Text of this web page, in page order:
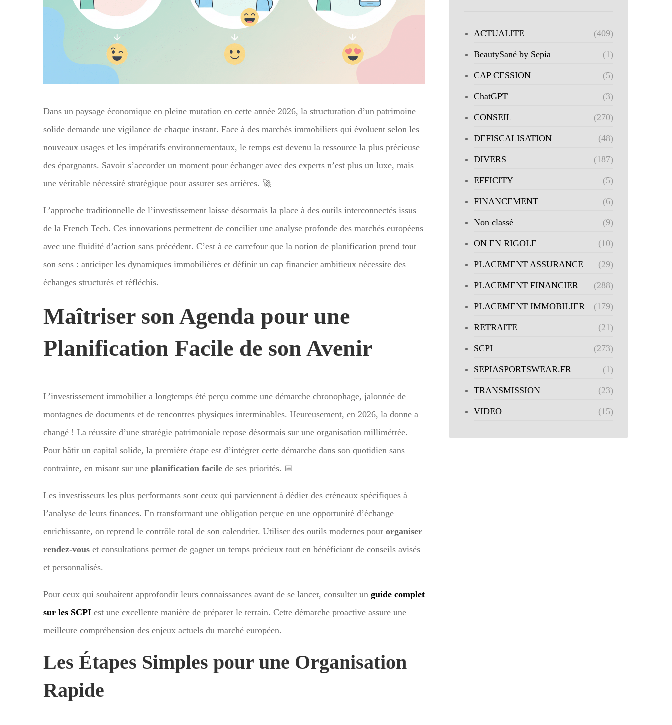
Dans un paysage économique en pleine mutation en cette année 2026, la structuration d’un patrimoine
solide demande une vigilance de chaque instant. Face à des marchés immobiliers qui évoluent selon les
nouveaux usages et les impératifs environnementaux, le temps est devenu la ressource la plus précieuse
des épargnants. Savoir s’accorder un moment pour échanger avec des experts n’est plus un luxe, mais
une véritable nécessité stratégique pour assurer ses arrières. 🚀
L’approche traditionnelle de l’investissement laisse désormais la place à des outils interconnectés issus
de la French Tech. Ces innovations permettent de concilier une analyse profonde des marchés européens
avec une fluidité d’action sans précédent. C’est à ce carrefour que la notion de planification prend tout
son sens : anticiper les dynamiques immobilières et définir un cap financier ambitieux nécessite des
échanges structurés et réfléchis.
Maîtriser son Agenda pour une
Planification Facile de son Avenir
L’investissement immobilier a longtemps été perçu comme une démarche chronophage, jalonnée de
montagnes de documents et de rencontres physiques interminables. Heureusement, en 2026, la donne a
changé ! La réussite d’une stratégie patrimoniale repose désormais sur une organisation millimétrée.
Pour bâtir un capital solide, la première étape est d’intégrer cette démarche dans son quotidien sans
contrainte, en misant sur une planification facile de ses priorités. 📅
Les investisseurs les plus performants sont ceux qui parviennent à dédier des créneaux spécifiques à
l’analyse de leurs finances. En transformant une obligation perçue en une opportunité d’échange
enrichissante, on reprend le contrôle total de son calendrier. Utiliser des outils modernes pour organiser
rendez-vous et consultations permet de gagner un temps précieux tout en bénéficiant de conseils avisés
et personnalisés.
Pour ceux qui souhaitent approfondir leurs connaissances avant de se lancer, consulter un guide complet
sur les SCPI est une excellente manière de préparer le terrain. Cette démarche proactive assure une
meilleure compréhension des enjeux actuels du marché européen.
Les Étapes Simples pour une Organisation
Rapide
ACTUALITE (409)
BeautySané by Sepia (1)
CAP CESSION (5)
ChatGPT (3)
CONSEIL (270)
DEFISCALISATION (48)
DIVERS (187)
EFFICITY (5)
FINANCEMENT (6)
Non classé (9)
ON EN RIGOLE (10)
PLACEMENT ASSURANCE (29)
PLACEMENT FINANCIER (288)
PLACEMENT IMMOBILIER (179)
RETRAITE (21)
SCPI (273)
SEPIASPORTSWEAR.FR (1)
TRANSMISSION (23)
VIDEO (15)